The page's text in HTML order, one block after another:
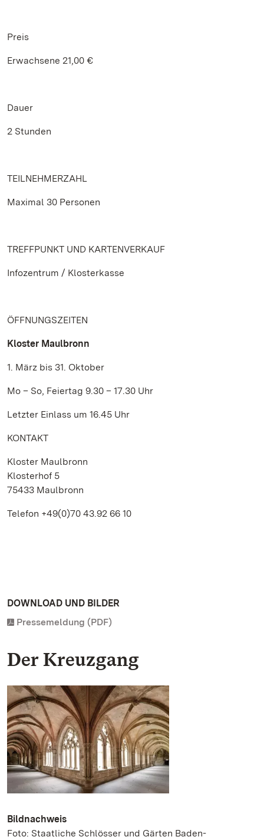
Preis
Erwachsene 21,00 €
Dauer
2 Stunden
TEILNEHMERZAHL
Maximal 30 Personen
TREFFPUNKT UND KARTENVERKAUF
Infozentrum / Klosterkasse
ÖFFNUNGSZEITEN
Kloster Maulbronn
1. März bis 31. Oktober
Mo – So, Feiertag 9.30 – 17.30 Uhr
Letzter Einlass um 16.45 Uhr
KONTAKT
Kloster Maulbronn
Klosterhof 5
75433 Maulbronn
Telefon +49(0)70 43.92 66 10
DOWNLOAD UND BILDER
Pressemeldung (PDF)
Der Kreuzgang
Bildnachweis
Foto: Staatliche Schlösser und Gärten Baden-